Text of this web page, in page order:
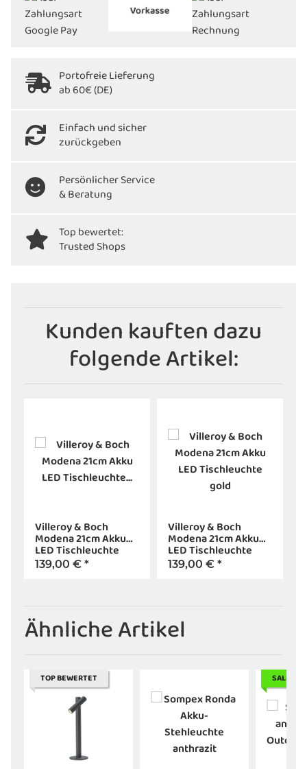
Portofreie Lieferung
ab 60€ (DE)
Einfach und sicher
zurückgeben
Persönlicher Service
& Beratung
Top bewertet:
Trusted Shops
Kunden kauften dazu
folgende Artikel:
Villeroy & Boch
Modena 21cm Akku
LED Tischleuchte
graphit
139,00 € *
Villeroy & Boch
Modena 21cm Akku
LED Tischleuchte
gold
139,00 € *
Ähnliche Artikel
TOP BEWERTET SALE 50%